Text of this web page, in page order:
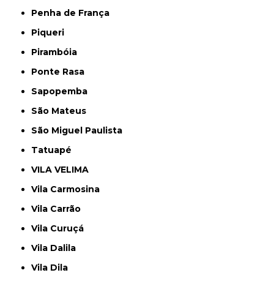
Penha de França
Piqueri
Pirambóia
Ponte Rasa
Sapopemba
São Mateus
São Miguel Paulista
Tatuapé
VILA VELIMA
Vila Carmosina
Vila Carrão
Vila Curuçá
Vila Dalila
Vila Dila